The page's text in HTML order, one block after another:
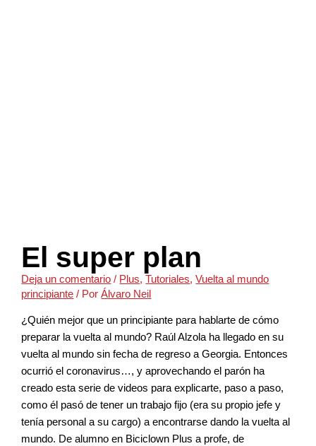
El super plan
Deja un comentario / Plus,Tutoriales,Vuelta al mundo
principiante / PorÁlvaro Neil
¿Quién mejor que un principiante para hablarte de cómo
preparar la vuelta al mundo? Raúl Alzola ha llegado en su
vuelta al mundo sin fecha de regreso a Georgia. Entonces
ocurrió el coronavirus…, y aprovechando el parón ha
creado esta serie de videos para explicarte, paso a paso,
como él pasó de tener un trabajo fijo (era su propio jefe y
tenía personal a su cargo) a encontrarse dando la vuelta al
mundo. De alumno en Biciclown Plus a profe, de